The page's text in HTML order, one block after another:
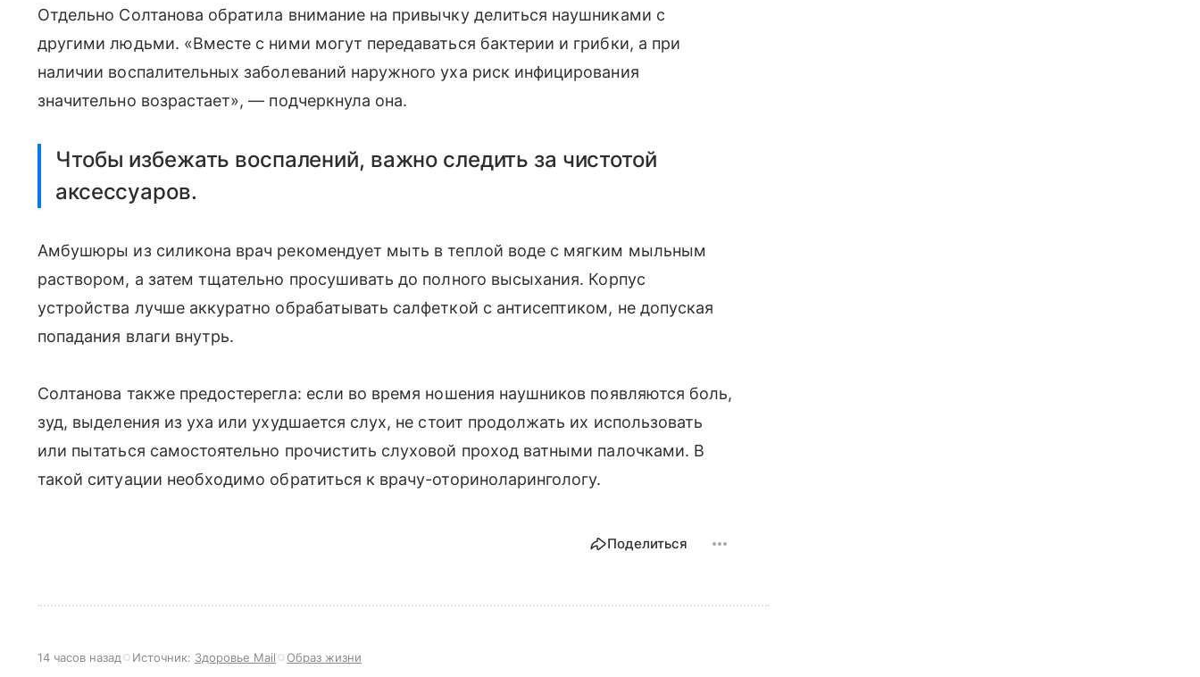
Отдельно Солтанова обратила внимание на привычку делиться наушниками с
другими людьми. «Вместе с ними могут передаваться бактерии и грибки, а при
наличии воспалительных заболеваний наружного уха риск инфицирования
значительно возрастает», — подчеркнула она.
Чтобы избежать воспалений, важно следить за чистотой
аксессуаров.
Амбушюры из силикона врач рекомендует мыть в теплой воде с мягким мыльным
раствором, а затем тщательно просушивать до полного высыхания. Корпус
устройства лучше аккуратно обрабатывать салфеткой с антисептиком, не допуская
попадания влаги внутрь.
Солтанова также предостерегла: если во время ношения наушников появляются боль,
зуд, выделения из уха или ухудшается слух, не стоит продолжать их использовать
или пытаться самостоятельно прочистить слуховой проход ватными палочками. В
такой ситуации необходимо обратиться к врачу-оториноларингологу.
Поделиться
14 часов назад Источник: Здоровье Mail Образ жизни